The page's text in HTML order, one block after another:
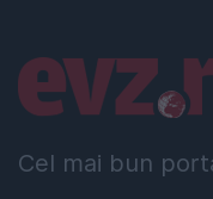
Cel mai bun
Linkuri utile